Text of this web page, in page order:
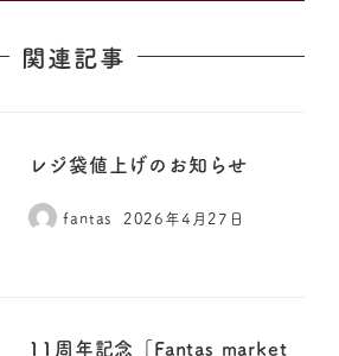
関連記事
レジ袋値上げのお知らせ
fantas 2026年4月27日
11周年記念「Fantas market